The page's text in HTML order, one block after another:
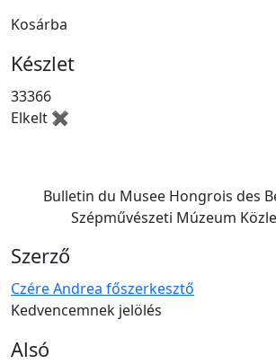
Kosárba
Készlet
33366
Elkelt ✖
Bulletin du Musee Hongrois des
Szépművészeti Múzeum
Szerző
Czére Andrea főszerkesztő
Kedvencemnek jelölés
Alsó